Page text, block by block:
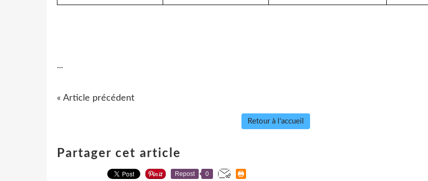
...
« Article précédent
Retour à l'accueil
Partager cet article
Repost 0